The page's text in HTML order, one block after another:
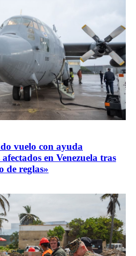
vuelo con ayuda
en Venezuela tras
de reglas»